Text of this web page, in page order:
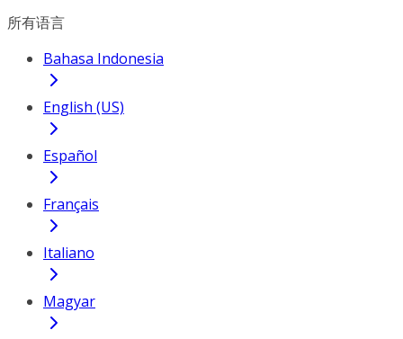
所有语言
Bahasa Indonesia
English (US)
Español
Français
Italiano
Magyar